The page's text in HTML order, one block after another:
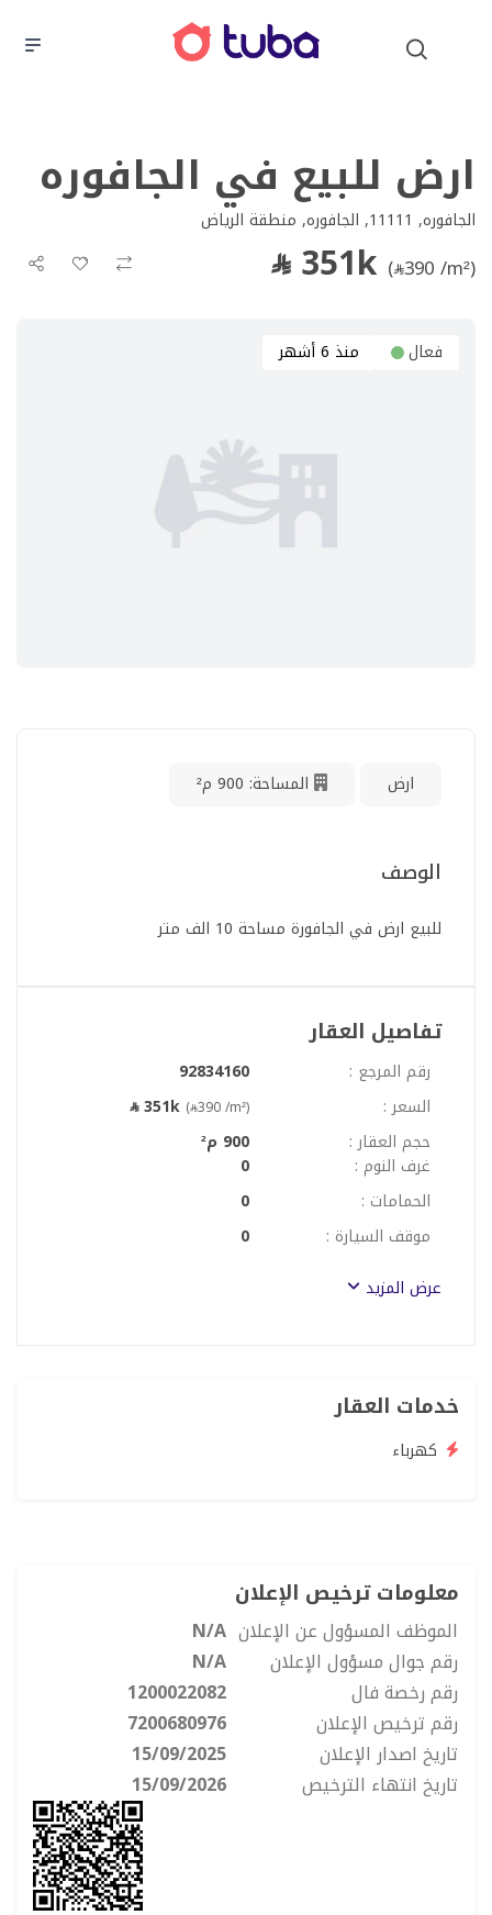
ارض للبيع في الجافوره
الجافوره, 11111, الجافوره, منطقة الرياض
351k ( 390 /m²)
فعال منذ 6 أشهر
ارض المساحة: 900 م²
الوصف
للبيع ارض في الجافورة مساحة 10 الف متر
تفاصيل العقار
رقم المرجع :
92834160
السعر :
351k ( 390 /m²)
حجم العقار :
900 م²
غرف النوم :
0
الحمامات :
0
موقف السيارة :
0
عرض المزيد
خدمات العقار
كهرباء
معلومات ترخيص الإعلان
الموظف المسؤول عن الإعلان N/A
رقم جوال مسؤول الإعلان
N/A
رقم رخصة فال
1200022082
رقم ترخيص الإعلان
7200680976
تاريخ اصدار الإعلان
15/09/2025
تاريخ انتهاء الترخيص
15/09/2026